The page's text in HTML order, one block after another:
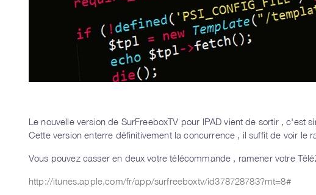
Le nouvelle version de SurFreeboxTV pour IPAD vient de sortir , c'est
Cette version enterre définitivement la concurrence , il suffit de voir le
Vous pouvez casser en deux votre télécommande , ramener votre
http://itunes.apple.com/fr/app/surfreeboxtv/id378728783?mt=8#